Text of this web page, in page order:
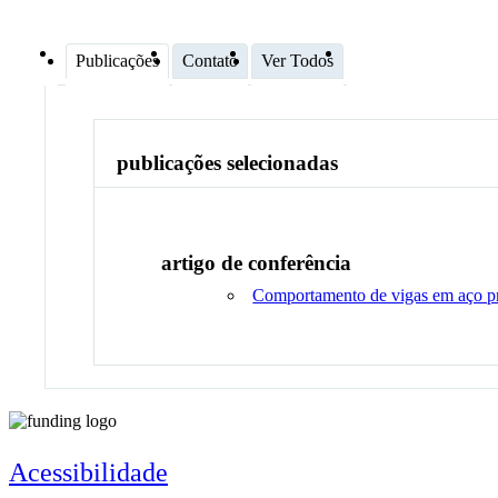
Publicações Contato Ver Todos
publicações selecionadas
artigo de conferência
Comportamento de vigas em aço
Acessibilidade